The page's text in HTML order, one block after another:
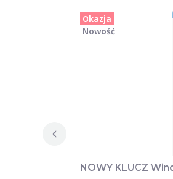
Okazja
Nowość
NOWY KLUCZ